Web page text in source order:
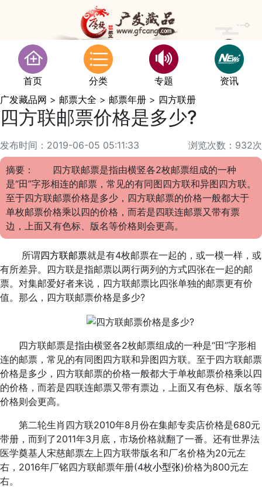
首页 分类 专题
资讯
广发藏品网 > 邮票大全 > 邮票年册 > 四方联册
四方联邮票价格是多少?
发布时间：2019-06-05 05:11:33 浏览次数：932次
摘要： 四方联邮票是指由横竖各2枚邮票组成的一种
是“田”字形相连的邮票，常见的有同图四方联和异图四方联。
至于四方联邮票价格是多少，四方联邮票的价格一般都大于
单枚邮票价格乘以四的价格，而若是四联连邮票又带有票
边，上面又有色标、版名等价格则会更高。
所谓四方联邮票就是有4枚邮票在一起的，或一模一样，或
有所差异。四方联是指邮票以两行两列的方式四张在一起的邮
票。对集邮爱好者来说，四方联邮票比四张单独的邮票更有价
值。那么，四方联邮票价格是多少?
四方联邮票是指由横竖各2枚邮票组成的一种是“田”字形相
连的邮票，常见的有同图四方联和异图四方联。至于四方联邮票
价格是多少，四方联邮票的价格一般都大于单枚邮票价格乘以四
的价格，而若是四联连邮票又带有票边，上面又有色标、版名等
价格则会更高。
第二轮生肖四方联2010年8月份在集邮专卖店价格是680元
带册，而到了2011年3月底，市场价格就翻了一番。还有世界法
医学奠基人宋慈邮票左上四方联带版名和厂名价格为20元左
右，2016年厂铭四方联邮票年册(4枚小型张)价格为800元左
右。